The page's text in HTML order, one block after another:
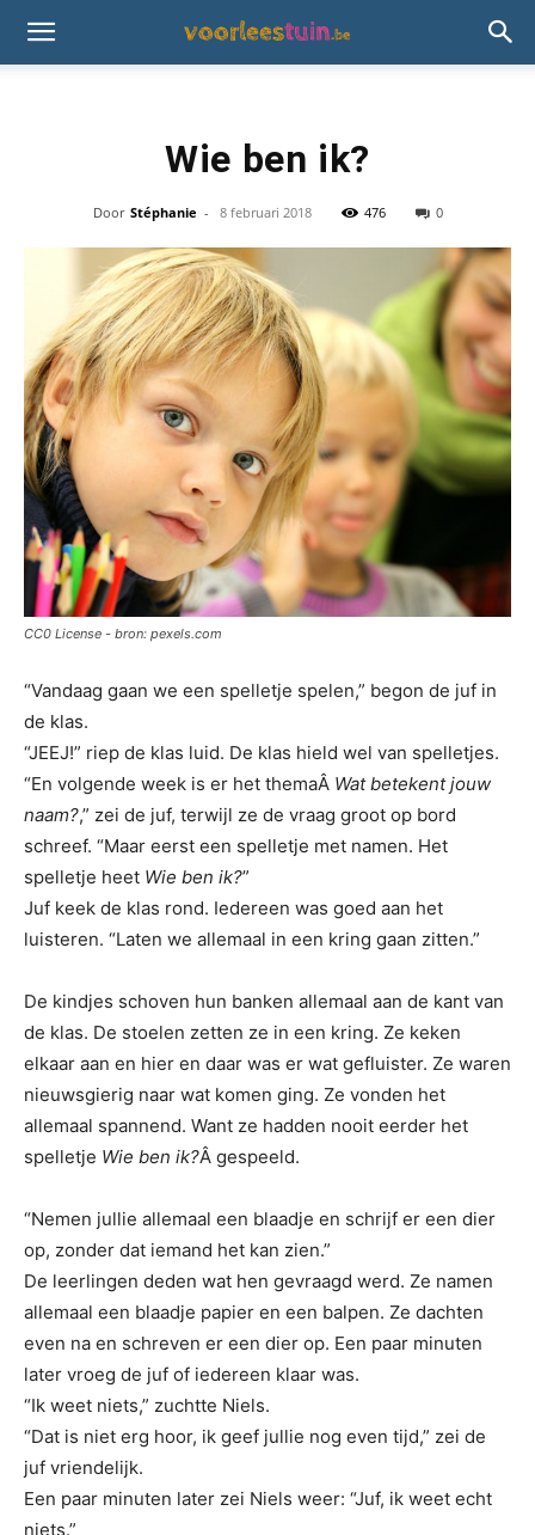
Wie ben ik?
Door Stéphanie - 8 februari 2018 476 0
CC0 License - bron: pexels.com
“Vandaag gaan we een spelletje spelen,” begon de juf in
de klas.
“JEEJ!” riep de klas luid. De klas hield wel van spelletjes.
“En volgende week is er het themaÂ Wat betekent jouw
naam?,” zei de juf, terwijl ze de vraag groot op bord
schreef. “Maar eerst een spelletje met namen. Het
spelletje heet Wie ben ik?”
Juf keek de klas rond. Iedereen was goed aan het
luisteren. “Laten we allemaal in een kring gaan zitten.”
De kindjes schoven hun banken allemaal aan de kant van
de klas. De stoelen zetten ze in een kring. Ze keken
elkaar aan en hier en daar was er wat gefluister. Ze waren
nieuwsgierig naar wat komen ging. Ze vonden het
allemaal spannend. Want ze hadden nooit eerder het
spelletje Wie ben ik?Â gespeeld.
“Nemen jullie allemaal een blaadje en schrijf er een dier
op, zonder dat iemand het kan zien.”
De leerlingen deden wat hen gevraagd werd. Ze namen
allemaal een blaadje papier en een balpen. Ze dachten
even na en schreven er een dier op. Een paar minuten
later vroeg de juf of iedereen klaar was.
“Ik weet niets,” zuchtte Niels.
“Dat is niet erg hoor, ik geef jullie nog even tijd,” zei de
juf vriendelijk.
Een paar minuten later zei Niels weer: “Juf, ik weet echt
niets.”